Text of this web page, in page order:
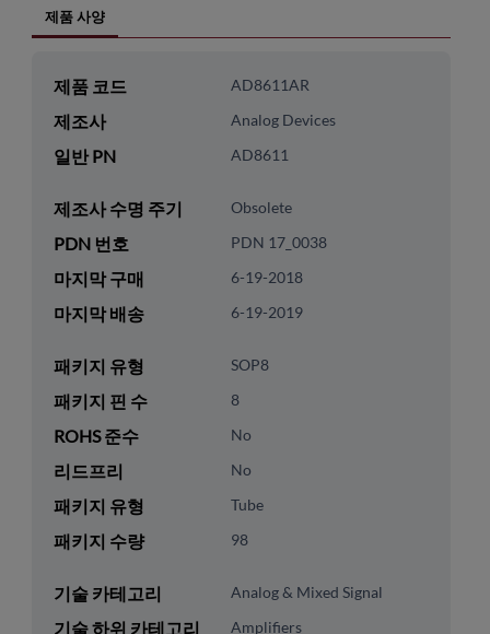
제품 사양
제품 코드 AD8611AR
제조사 Analog Devices
일반 PN AD8611
제조사 수명 주기 Obsolete
PDN 번호 PDN 17_0038
마지막 구매 6-19-2018
마지막 배송 6-19-2019
패키지 유형 SOP8
패키지 핀 수 8
ROHS 준수 No
리드프리 No
패키지 유형 Tube
패키지 수량 98
기술 카테고리 Analog & Mixed Signal
기술 하위 카테고리 Amplifiers